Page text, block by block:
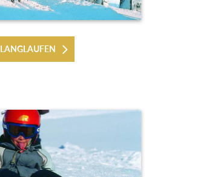
LANGLAUFEN